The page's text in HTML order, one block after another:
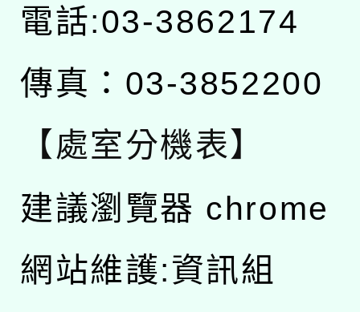
電話:03-3862174
傳真：03-3852200
【處室分機表】
建議瀏覽器 chrome
網站維護:資訊組